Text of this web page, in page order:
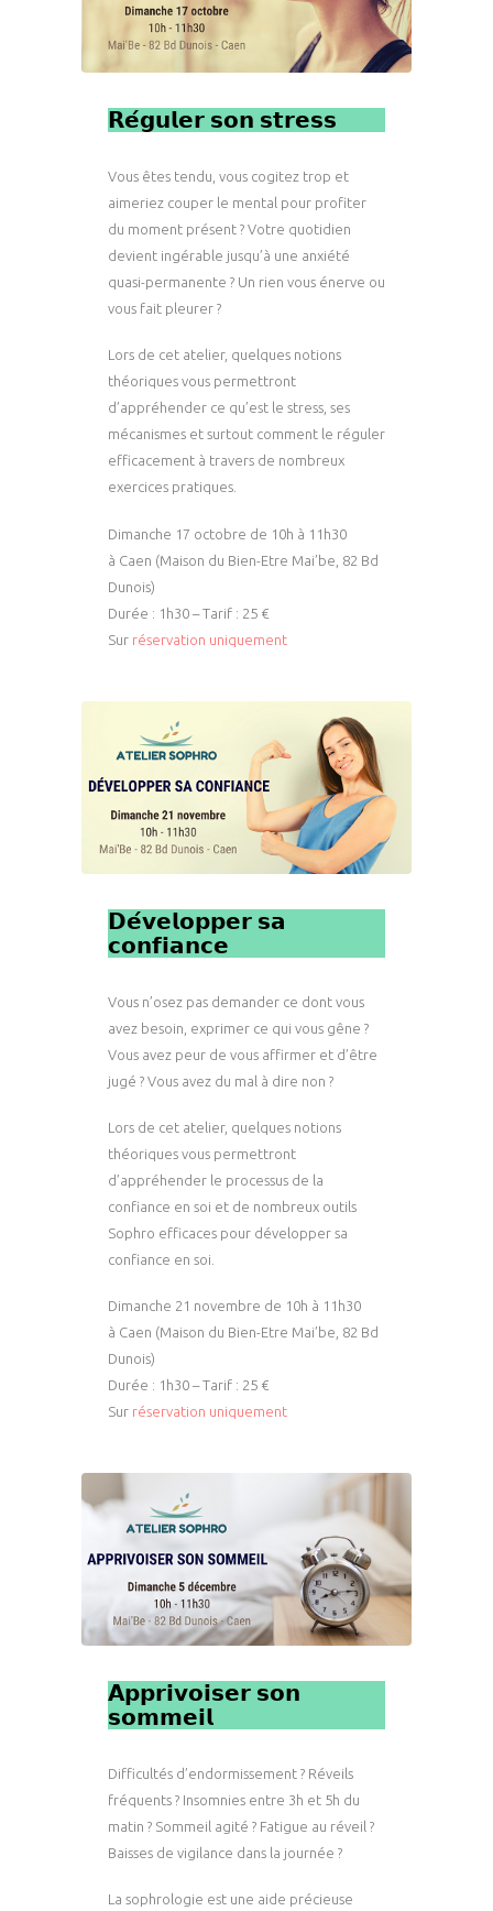
𝗥𝗲́𝗴𝘂𝗹𝗲𝗿 𝘀𝗼𝗻 𝘀𝘁𝗿𝗲𝘀𝘀
Vous êtes tendu, vous cogitez trop et
aimeriez couper le mental pour profiter
du moment présent ? Votre quotidien
devient ingérable jusqu’à une anxiété
quasi-permanente ? Un rien vous énerve ou
vous fait pleurer ?
Lors de cet atelier, quelques notions
théoriques vous permettront
d’appréhender ce qu’est le stress, ses
mécanismes et surtout comment le réguler
efficacement à travers de nombreux
exercices pratiques.
Dimanche 17 octobre de 10h à 11h30
à Caen (Maison du Bien-Etre Mai’be, 82 Bd
Dunois)
Durée : 1h30 – Tarif : 25 €
Sur réservation uniquement
𝗗𝗲́𝘃𝗲𝗹𝗼𝗽𝗽𝗲𝗿 𝘀𝗮
𝗰𝗼𝗻𝗳𝗶𝗮𝗻𝗰𝗲
Vous n’osez pas demander ce dont vous
avez besoin, exprimer ce qui vous gêne ?
Vous avez peur de vous affirmer et d’être
jugé ? Vous avez du mal à dire non ?
Lors de cet atelier, quelques notions
théoriques vous permettront
d’appréhender le processus de la
confiance en soi et de nombreux outils
Sophro efficaces pour développer sa
confiance en soi.
Dimanche 21 novembre de 10h à 11h30
à Caen (Maison du Bien-Etre Mai’be, 82 Bd
Dunois)
Durée : 1h30 – Tarif : 25 €
Sur réservation uniquement
𝗔𝗽𝗽𝗿𝗶𝘃𝗼𝗶𝘀𝗲𝗿 𝘀𝗼𝗻
𝘀𝗼𝗺𝗺𝗲𝗶𝗹
Difficultés d’endormissement ? Réveils
fréquents ? Insomnies entre 3h et 5h du
matin ? Sommeil agité ? Fatigue au réveil ?
Baisses de vigilance dans la journée ?
La sophrologie est une aide précieuse